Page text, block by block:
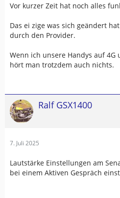
Vor kurzer Zeit hat noch alles
Das ei zige was sich geändert
durch den Provider.
Wenn ich unsere Handys auf 4G
hört man trotzdem auch nichts.
Ralf GSX1400
7. Juli 2025
Lautstärke Einstellungen am
bei einem Aktiven Gespräch